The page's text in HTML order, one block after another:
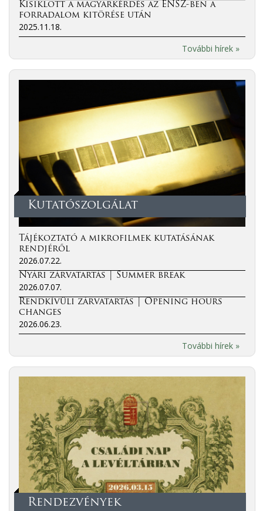
Kisiklott a magyarkérdés az ENSZ-ben a
forradalom kitörése után
2025.11.18.
További hírek »
Kutatószolgálat
Tájékoztató a mikrofilmek kutatásának
rendjéről
2026.07.22.
Nyári zárvatartás | Summer break
2026.07.07.
Rendkívüli zárvatartás | Opening hours
changes
2026.06.23.
További hírek »
Rendezvények